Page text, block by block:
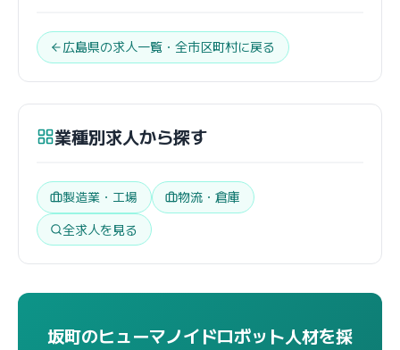
広島県の求人一覧・全市区町村に戻る
業種別求人から探す
製造業・工場
物流・倉庫
全求人を見る
坂町のヒューマノイドロボット人材を採